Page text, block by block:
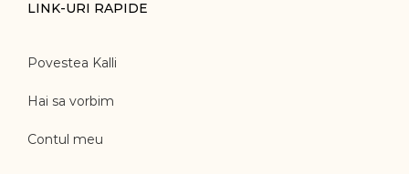
LINK-URI RAPIDE
Povestea Kalli
Hai sa vorbim
Contul meu